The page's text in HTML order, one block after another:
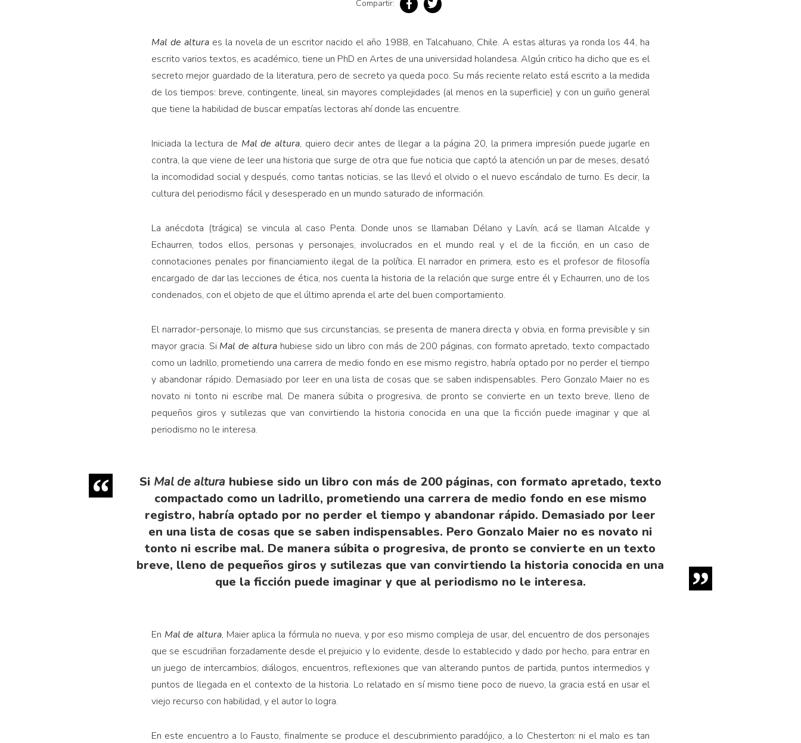
Compartir:
Mal de altura es la novela de un escritor nacido el año 1988, en Talcahuano, Chile. A estas alturas ya ronda los 44, ha
escrito varios textos, es académico, tiene un PhD en Artes de una universidad holandesa. Algún critico ha dicho que es el
secreto mejor guardado de la literatura, pero de secreto ya queda poco. Su más reciente relato está escrito a la medida
de los tiempos: breve, contingente, lineal, sin mayores complejidades (al menos en la superficie) y con un guiño general
que tiene la habilidad de buscar empatías lectoras ahí donde las encuentre.
Iniciada la lectura de Mal de altura, quiero decir antes de llegar a la página 20, la primera impresión puede jugarle en
contra, la que viene de leer una historia que surge de otra que fue noticia que captó la atención un par de meses, desató
la incomodidad social y después, como tantas noticias, se las llevó el olvido o el nuevo escándalo de turno. Es decir, la
cultura del periodismo fácil y desesperado en un mundo saturado de información.
La anécdota (trágica) se vincula al caso Penta. Donde unos se llamaban Délano y Lavín, acá se llaman Alcalde y
Echaurren, todos ellos, personas y personajes, involucrados en el mundo real y el de la ficción, en un caso de
connotaciones penales por financiamiento ilegal de la política. El narrador en primera, esto es el profesor de filosofía
encargado de dar las lecciones de ética, nos cuenta la historia de la relación que surge entre él y Echaurren, uno de los
condenados, con el objeto de que el último aprenda el arte del buen comportamiento.
El narrador-personaje, lo mismo que sus circunstancias, se presenta de manera directa y obvia, en forma previsible y sin
mayor gracia. Si Mal de altura hubiese sido un libro con más de 200 páginas, con formato apretado, texto compactado
como un ladrillo, prometiendo una carrera de medio fondo en ese mismo registro, habría optado por no perder el tiempo
y abandonar rápido. Demasiado por leer en una lista de cosas que se saben indispensables. Pero Gonzalo Maier no es
novato ni tonto ni escribe mal. De manera súbita o progresiva, de pronto se convierte en un texto breve, lleno de
pequeños giros y sutilezas que van convirtiendo la historia conocida en una que la ficción puede imaginar y que al
periodismo no le interesa.
Si Mal de alturahubiese sido un libro con más de 200 páginas, con formato apretado, texto
compactado como un ladrillo, prometiendo una carrera de medio fondo en ese mismo
registro, habría optado por no perder el tiempo y abandonar rápido. Demasiado por leer
en una lista de cosas que se saben indispensables. Pero Gonzalo Maier no es novato ni
tonto ni escribe mal. De manera súbita o progresiva, de pronto se convierte en un texto
breve, lleno de pequeños giros y sutilezas que van convirtiendo la historia conocida en una
que la ficción puede imaginar y que al periodismo no le interesa.
En Mal de altura, Maier aplica la fórmula no nueva, y por eso mismo compleja de usar, del encuentro de dos personajes
que se escudriñan forzadamente desde el prejuicio y lo evidente, desde lo establecido y dado por hecho, para entrar en
un juego de intercambios, diálogos, encuentros, reflexiones que van alterando puntos de partida, puntos intermedios y
puntos de llegada en el contexto de la historia. Lo relatado en sí mismo tiene poco de nuevo, la gracia está en usar el
viejo recurso con habilidad, y el autor lo logra.
En este encuentro a lo Fausto, finalmente se produce el descubrimiento paradójico, a lo Chesterton: ni el malo es tan